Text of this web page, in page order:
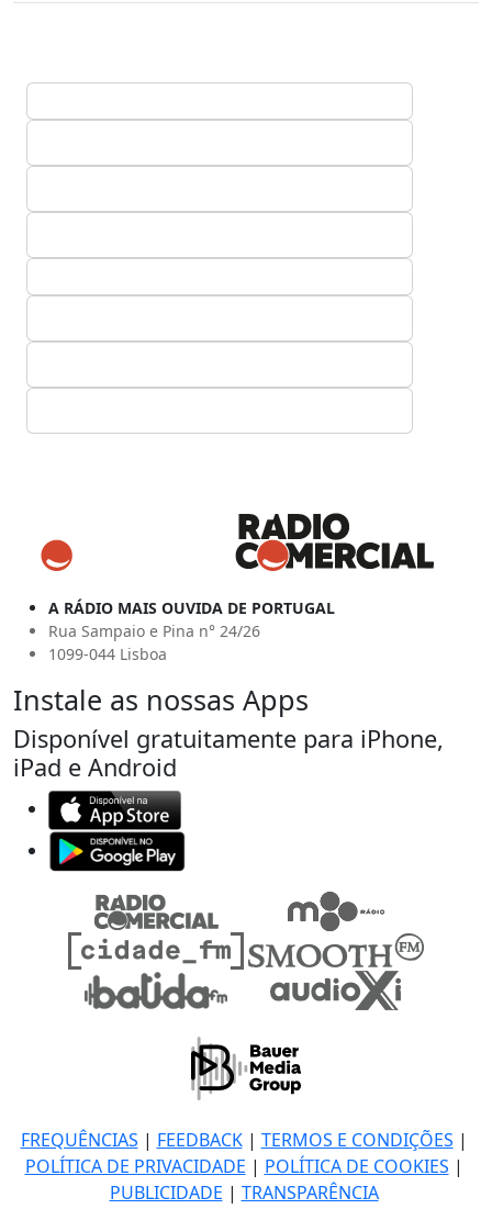
A RÁDIO MAIS OUVIDA DE PORTUGAL
Rua Sampaio e Pina n° 24/26
1099-044 Lisboa
Instale as nossas Apps
Disponível gratuitamente para iPhone,
iPad e Android
FREQUÊNCIAS | FEEDBACK| TERMOS E CONDIÇÕES |
POLÍTICA DE PRIVACIDADE | POLÍTICA DE COOKIES |
PUBLICIDADE | TRANSPARÊNCIA